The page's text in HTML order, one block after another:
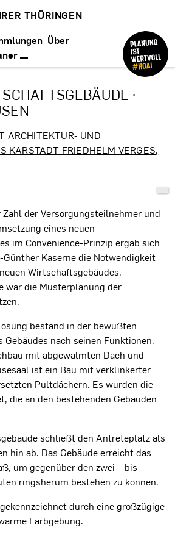
THÜRINGEN
Über
·
ARCHITEKTUR- UND
KARSTÄDT FRIEDHELM VERGES,
der Versorgungsteilnehmer und
eines neuen
im Convenience-Prinzip ergab sich
Kaserne die Notwendigkeit
Wirtschaftsgebäudes.
war die Musterplanung der
bestand in der bewußten
nach seinen Funktionen.
mit abgewalmten Dach und
ist ein Bau mit verklinkerter
Pultdächern. Es wurden die
die an den bestehenden Gebäuden
schließt den Antreteplatz als
hin ab. Das Gebäude erreicht das
um gegenüber den zwei – bis
ringsherum bestehen zu können.
durch eine großzügige
Farbgebung.